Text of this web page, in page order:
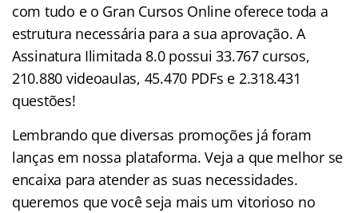
com tudo e o Gran Cursos Online oferece toda a
estrutura necessária para a sua aprovação. A
Assinatura Ilimitada 8.0 possui 33.767 cursos,
210.880 videoaulas, 45.470 PDFs e 2.318.431
questões!
Lembrando que diversas promoções já foram
lanças em nossa plataforma. Veja a que melhor se
encaixa para atender as suas necessidades.
queremos que você seja mais um vitorioso no